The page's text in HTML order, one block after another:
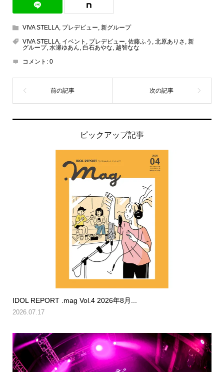
VIVA STELLA, プレデビュー, 新グループ
VIVA STELLA, イベント , プレデビュー, 佐藤ふう , 北原ありさ , 新
グループ, 水瀬ゆあん, 白石あやな, 越智なな
コメント: 0
ピックアップ記事
IDOL REPORT .mag Vol.4 2026年8月...
2026.07.17